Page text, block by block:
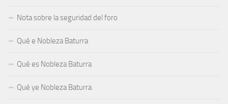
Nota sobre la seguridad del foro
Qué e Nobleza Baturra
Qué es Nobleza Baturra
Qué ye Nobleza Baturra